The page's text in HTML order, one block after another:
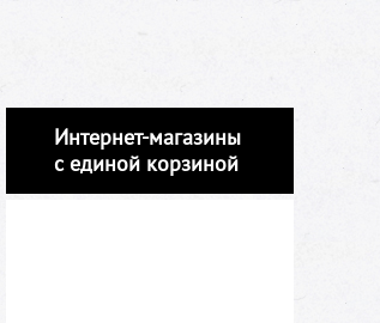
Интернет-магазины
с единой корзиной